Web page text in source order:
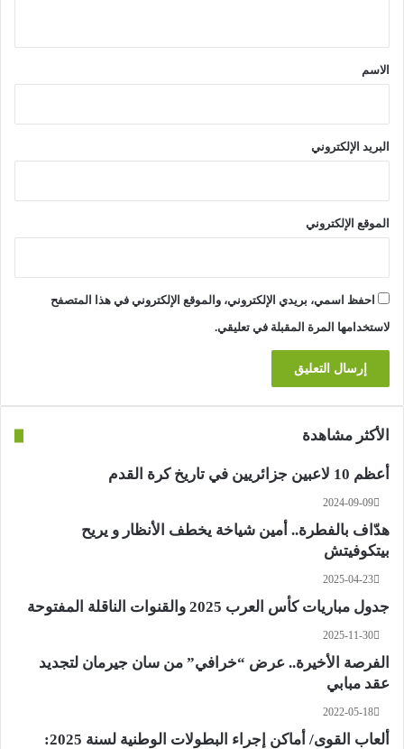
*الاسم
البريد الإلكتروني
الموقع الإلكتروني
احفظ اسمي، بريدي الإلكتروني، والموقع الإلكتروني في هذا المتصفح
لاستخدامها المرة المقبلة في تعليقي.
الأكثر مشاهدة
أعظم 10 لاعبين جزائريين في تاريخ كرة القدم
2024-09-09
هدّاف بالفطرة.. أمين شياخة يخطف الأنظار و يريح
بيتكوفيتش
2025-04-23
جدول مباريات كأس العرب 2025 والقنوات الناقلة المفتوحة
2025-11-30
الفرصة الأخيرة.. عرض “خرافي” من سان جيرمان لتجديد
عقد مبابي
2022-05-18
ألعاب القوى/ أماكن إجراء البطولات الوطنية لسنة 2025: